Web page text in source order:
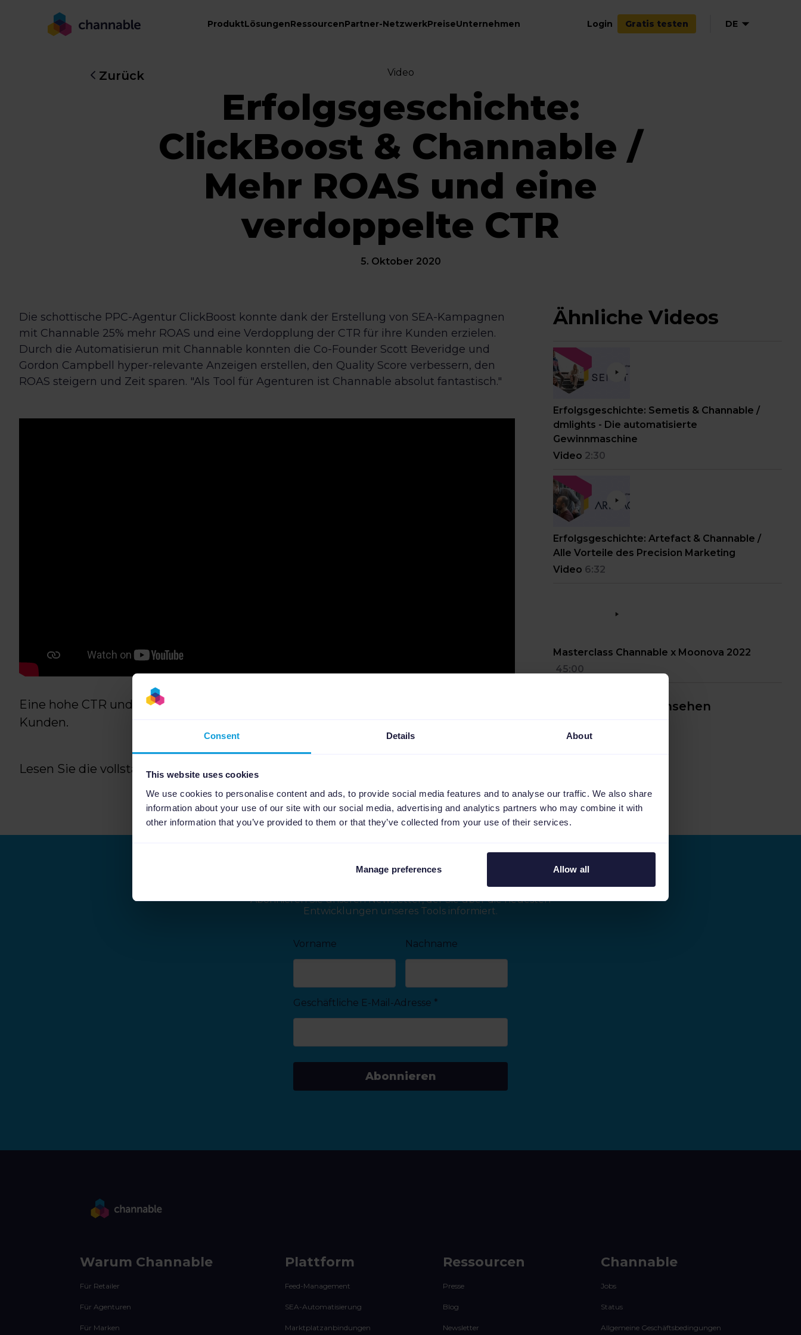
Consent Details About
This website uses cookies
We use cookies to personalise content and ads, to provide social media features and to analyse our traffic. We also share
information about your use of our site with our social media, advertising and analytics partners who may combine it with
other information that you’ve provided to them or that they’ve collected from your use of their services.
Manage preferences Allow all
ProduktLösungenRessourcenPartner-NetzwerkPreiseUnternehmen Login Gratis testen DE
Zurück Video
Erfolgsgeschichte:
ClickBoost & Channable /
Mehr ROAS und eine
verdoppelte CTR
5. Oktober 2020
Die schottische PPC-Agentur ClickBoost konnte dank der Erstellung von SEA-Kampagnen
mit Channable 25% mehr ROAS und eine Verdopplung der CTR für ihre Kunden erzielen.
Durch die Automatisierun mit Channable konnten die Co-Founder Scott Beveridge und
Gordon Campbell hyper-relevante Anzeigen erstellen, den Quality Score verbessern, den
ROAS steigern und Zeit sparen. "Als Tool für Agenturen ist Channable absolut fantastisch."
Eine hohe CTR und einen besseren ROAS für die SEA-Kampagnen der ClickBoost
Kunden.
Lesen Sie die vollständige Erfolgsgeschichte
Ähnliche Videos
Erfolgsgeschichte: Semetis & Channable /
dmlights - Die automatisierte
Gewinnmaschine
Video 2:30
Erfolgsgeschichte: Artefact & Channable /
Alle Vorteile des Precision Marketing
Video 6:32
Masterclass Channable x Moonova 2022
45:00
Weitere Inhalte ansehen
Bleiben Sie up-to-date
Abonnieren Sie unseren Newsletter, der Sie über die neuesten
Entwicklungen unseres Tools informiert.
Vorname Nachname
Geschäftliche E-Mail-Adresse *
Abonnieren
Warum Channable
Für Retailer
Für Agenturen
Für Marken
Plattform
Feed-Management
SEA-Automatisierung
Marktplatzanbindungen
Ressourcen
Presse
Blog
Newsletter
Channable
Jobs
Status
Allgemeine Geschäftsbedingungen